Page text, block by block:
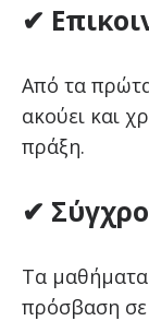
✔
Από τα
ακούει και
πράξη.
✔
Τα
πρόσβαση σε